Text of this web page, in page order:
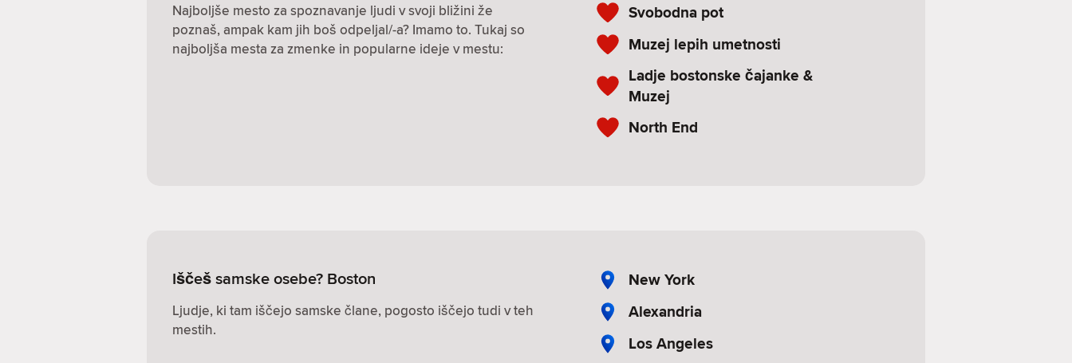
Najboljše mesto za spoznavanje ljudi v svoji bližini že
poznaš, ampak kam jih boš odpeljal/-a? Imamo to. Tukaj so
najboljša mesta za zmenke in popularne ideje v mestu:
Svobodna pot
Muzej lepih umetnosti
Ladje bostonske čajanke &
Muzej
North End
Iščeš samske osebe? Boston
Ljudje, ki tam iščejo samske člane, pogosto iščejo tudi v teh
mestih.
New York
Alexandria
Los Angeles